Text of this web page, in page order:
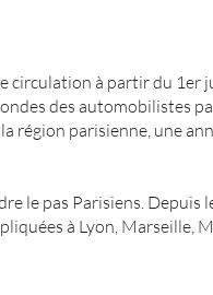
à partir du 1er
des automobilistes
région parisienne, une
le pas Parisiens. Depuis
à Lyon, Marseille,